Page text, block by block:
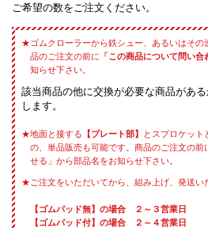
ご希望の数をご注文ください。
ゴムクローラーから鉄シュー、あるいはそ
品のご注文の前に 「この商品について問い合
知らせ下さい。
該当商品の他に交換が必要な商品があ
します。
地面と接する 【プレート部】 とスプロケット
の、単品販売も可能です。商品のご注文の
せる」から部品名をお知らせ下さい。
ご注文をいただいてから、組み上げ、発送い
【ゴムパッド無】の場合 ２～３営業日
【ゴムパッド付】の場合 ２～４営業日